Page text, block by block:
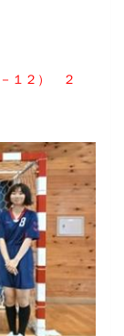
１２） ２